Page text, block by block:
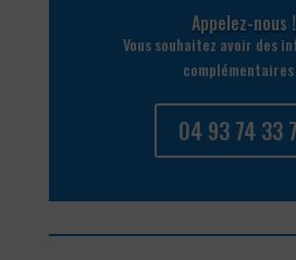
Appelez-nous !
Vous souhaitez avoir des
04 93 74 33